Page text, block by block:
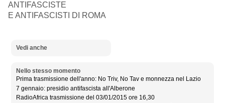
ANTIFASCISTE
E ANTIFASCISTI DI ROMA
Vedi anche
Nello stesso momento
Prima trasmissione dell'anno: No Triv, No Tav e monnezza nel Lazio
7 gennaio: presidio antifascista all'Alberone
RadioAfrica trasmissione del 03/01/2015 ore 16,30